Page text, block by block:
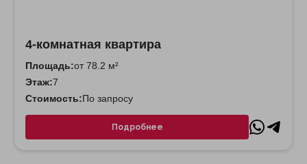
4-комнатная квартира
Площадь:от 78.2 м²
Этаж:7
Стоимость:По запросу
Подробнее